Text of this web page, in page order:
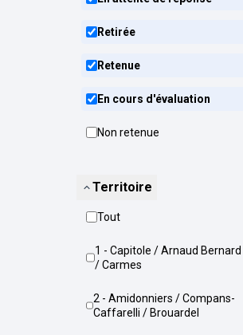
Retirée
Retenue
En cours d'évaluation
Non retenue
Territoire
Tout
1 - Capitole / Arnaud Bernard
/ Carmes
2 - Amidonniers / Compans-
Caffarelli / Brouardel